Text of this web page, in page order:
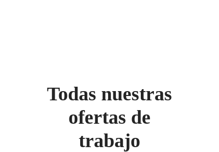
Todas nuestras
ofertas de
trabajo